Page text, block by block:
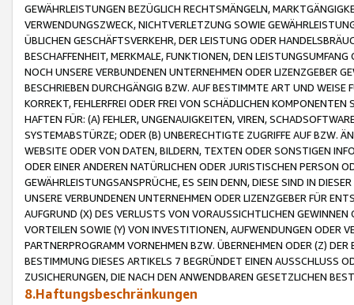
GEWÄHRLEISTUNGEN BEZÜGLICH RECHTSMÄNGELN,
VERWENDUNGSZWECK, NICHTVERLETZUNG SOWIE
ÜBLICHEN GESCHÄFTSVERKEHR, DER LEISTUNG ODER
BESCHAFFENHEIT, MERKMALE, FUNKTIONEN, DEN
NOCH UNSERE VERBUNDENEN UNTERNEHMEN ODER LIZENZGEBER
BESCHRIEBEN DURCHGÄNGIG BZW. AUF BESTIMMTE ART UND
KORREKT, FEHLERFREI ODER FREI VON SCHÄDLICHEN
HAFTEN FÜR: (A) FEHLER, UNGENAUIGKEITEN, VIREN,
SYSTEMABSTÜRZE; ODER (B) UNBERECHTIGTE ZUGRIFFE AUF BZW.
WEBSITE ODER VON DATEN, BILDERN, TEXTEN ODER SONSTIGEN
ODER EINER ANDEREN NATÜRLICHEN ODER JURISTISCHEN PERSON
GEWÄHRLEISTUNGSANSPRÜCHE, ES SEIN DENN, DIESE SIND IN
UNSERE VERBUNDENEN UNTERNEHMEN ODER LIZENZGEBER FÜR
AUFGRUND (X) DES VERLUSTS VON VORAUSSICHTLICHEN
VORTEILEN SOWIE (Y) VON INVESTITIONEN, AUFWENDUNGEN ODER
PARTNERPROGRAMM VORNEHMEN BZW. ÜBERNEHMEN ODER (Z)
BESTIMMUNG DIESES ARTIKELS 7 BEGRÜNDET EINEN AUSSCHLUSS
ZUSICHERUNGEN, DIE NACH DEN ANWENDBAREN GESETZLICHEN
8.Haftungsbeschränkungen